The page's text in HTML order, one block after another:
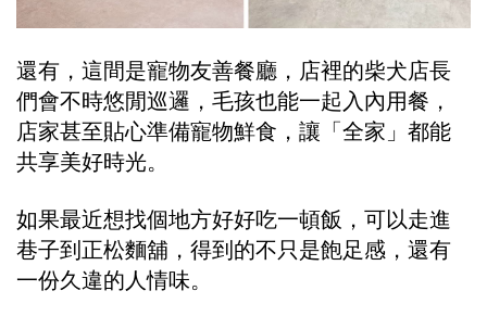
還有，這間是寵物友善餐廳，店裡的柴犬店長
們會不時悠閒巡邏，毛孩也能一起入內用餐，
店家甚至貼心準備寵物鮮食，讓「全家」都能
共享美好時光。
如果最近想找個地方好好吃一頓飯，可以走進
巷子到正松麵舖，得到的不只是飽足感，還有
一份久違的人情味。